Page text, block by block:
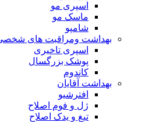
اسپری مو
ماسک مو
شامپو
بهداشت ومراقبت های
اسپری تاخیری
پوشک بزرگسال
کاندوم
بهداشت آقایان
افترشیو
ژل و فوم اصلاح
تیغ و یدک اصلاح